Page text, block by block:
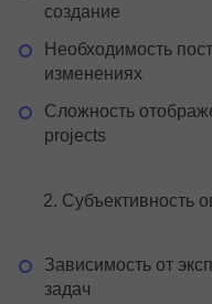
создание
Необходимость
изменениях
Сложность
projects
Субъективность
Зависимость от
задач